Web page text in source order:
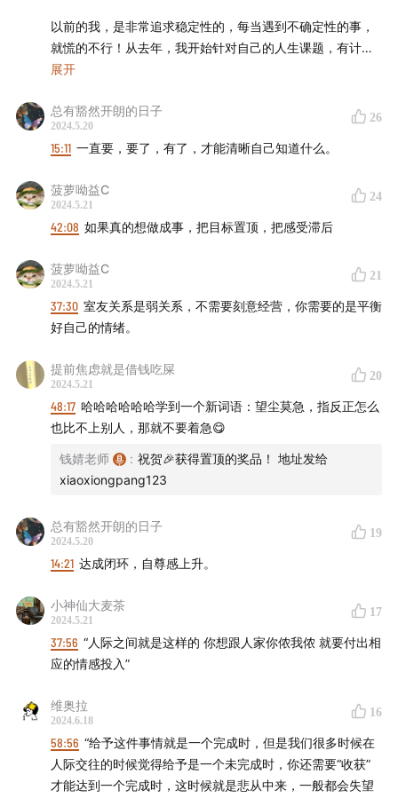
这些都是【AMORE能量青年】，今年新推出的《做
自己的朋友—一自我关怀功能本》
给大家试一试。通过这其中的练习，能够帮助我们更好的
肯定自己、认识自己、爱自己，非常的适合大家。
24:14 怎么样判断对方是不是合适的人？什么样的感情算
是好的感情？
24:46 依恋理论 Attachment Theory
婚恋焦虑：在30岁之后结婚是很天真的想法吗？
30:27 男朋友是个适合结婚的对象，但我们在一些事情上
有分歧，我该怎么办？
第三部分：人际关系&自我认知
室友的一些做法让我感到很不舒服，不想与她起争
38:30 不善交际的高敏感人群，怎样做才更加舒服、自如
地与他人相处？
42:17 在优秀的同门师姐面前，怎样自处和与跟她相处？
第四部分：职场问题
怎么学会跟领导沟通相处，减少自己的压力？
第五部分：其他问题
以前的我，是非常追求稳定性的，每当遇到不确定性的事，
就慌的不行！从去年，我开始针对自己的人生课题，有计划
的读书。在某一个时间点突然悟了：
1⃣️问题是一直存在的，人生就是不断解决问题的过程。每个
阶段都有每个阶段需要解决的问题。人生的每个阶段也有需
要我们独自面对的人生课题。我要做的是专注当下的问题和
奔向下一个问题，然后一遍又一遍复演着类似的过程，被同
样的问题反复折磨和打败。
2⃣️不确定性意味着风险同时意味着无限的可能。对于做好计
划和预设，依然可能发生的不确定，那就坦然接受，等到问
题来了，再去积极想办法解决就好了，而不是问题没来之前
就疯狂焦虑和内耗自己。
不过能看到自己不断变化！）
Ps：就像前两天第一次听说钱老师，是在看甄嬛传的解说中
被up主种草的！哈哈哈，人生就是一场充满不确定的奇妙之
旅！我好爱❤️
展开
总有豁然开朗的日子
2024.5.20
26
15:11 一直要，要了，有了，才能清晰自己知道什么。
菠萝呦益C
2024.5.21
24
42:08 如果真的想做成事，把目标置顶，把感受滞后
菠萝呦益C
2024.5.21
21
37:30 室友关系是弱关系，不需要刻意经营，你需要的是平衡
好自己的情绪。
提前焦虑就是借钱吃屎
2024.5.21
20
48:17 哈哈哈哈哈哈学到一个新词语：望尘莫急，指反正怎么
也比不上别人，那就不要着急😋
钱婧老师 : 祝贺🎉获得置顶的奖品！ 地址发给
xiaoxiongpang123
总有豁然开朗的日子
2024.5.20
19
14:21 达成闭环，自尊感上升。
小神仙大麦茶
2024.5.21
17
37:56 “人际之间就是这样的 你想跟人家你侬我侬 就要付出相
应的情感投入”
维奥拉
2024.6.18
16
58:56 “给予这件事情就是一个完成时，但是我们很多时候在
人际交往的时候觉得给予是一个未完成时，你还需要“收获”
才能达到一个完成时，这时候就是悲从中来，一般都会失望